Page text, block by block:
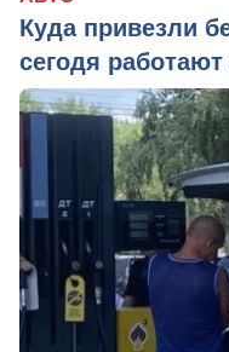
Куда привезли
сегодя